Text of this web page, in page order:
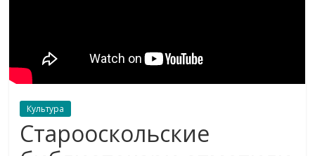
Культура
Старооскольские